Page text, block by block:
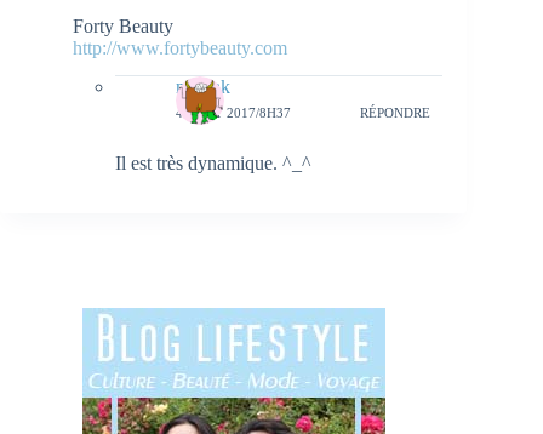
Forty Beauty
http://www.fortybeauty.com
natieak
4 AOÛT 2017/8H37 RÉPONDRE
Il est très dynamique. ^_^